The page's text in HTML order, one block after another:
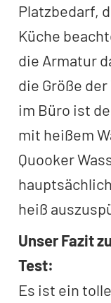
Platzbedarf,
Küche
die Armatur
die Größe
im Büro ist
mit heißem
Quooker
heiß
Unser Fazit
Test:
Es ist ein